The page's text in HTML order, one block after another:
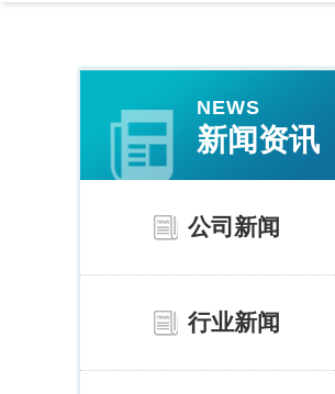
NEWS
新闻资讯
公司新闻
行业新闻